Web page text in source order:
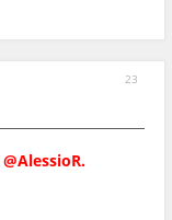
23
@AlessioR.